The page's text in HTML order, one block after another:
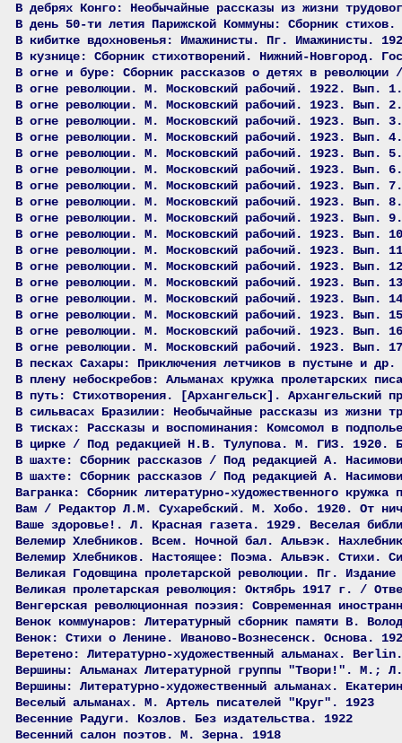
В дебрях Конго: Необычайные рассказы из жизни
В день 50-ти летия Парижской Коммуны: Сборник стихов.
В кибитке вдохновенья: Имажинисты. Пг. Имажинисты.
В кузнице: Сборник стихотворений. Нижний-Новгород.
В огне и буре: Сборник рассказов о детях в
В огне революции. М. Московский рабочий. 1922. Вып.
В огне революции. М. Московский рабочий. 1923. Вып.
В огне революции. М. Московский рабочий. 1923. Вып.
В огне революции. М. Московский рабочий. 1923. Вып.
В огне революции. М. Московский рабочий. 1923. Вып.
В огне революции. М. Московский рабочий. 1923. Вып.
В огне революции. М. Московский рабочий. 1923. Вып.
В огне революции. М. Московский рабочий. 1923. Вып.
В огне революции. М. Московский рабочий. 1923. Вып.
В огне революции. М. Московский рабочий. 1923. Вып.
В огне революции. М. Московский рабочий. 1923. Вып.
В огне революции. М. Московский рабочий. 1923. Вып.
В огне революции. М. Московский рабочий. 1923. Вып.
В огне революции. М. Московский рабочий. 1923. Вып.
В огне революции. М. Московский рабочий. 1923. Вып.
В огне революции. М. Московский рабочий. 1923. Вып.
В огне революции. М. Московский рабочий. 1923. Вып.
В песках Сахары: Приключения летчиков в пустыне и
В плену небоскребов: Альманах кружка пролетарских
В путь: Стихотворения. [Архангельск]. Архангельский
В сильвасах Бразилии: Необычайные рассказы из
В тисках: Рассказы и воспоминания: Комсомол в
В цирке / Под редакцией Н.В. Тулупова. М. ГИЗ. 1920.
В шахте: Сборник рассказов / Под редакцией А.
В шахте: Сборник рассказов / Под редакцией А.
Вагранка: Сборник литературно-художественного
Вам / Редактор Л.М. Сухаребский. М. Хобо. 1920. От
Ваше здоровье!. Л. Красная газета. 1929. Веселая
Велемир Хлебников. Всем. Ночной бал. Альвэк.
Велемир Хлебников. Настоящее: Поэма. Альвэк. Стихи.
Великая Годовщина пролетарской революции. Пг.
Великая пролетарская революция: Октябрь 1917 г. /
Венгерская революционная поэзия: Современная
Венок коммунаров: Литературный сборник памяти В.
Венок: Стихи о Ленине. Иваново-Вознесенск. Основа.
Веретено: Литературно-художественный альманах.
Вершины: Альманах Литературной группы "Твори!". М.;
Вершины: Литературно-художественный альманах.
Веселый альманах. М. Артель писателей "Круг". 1923
Весенние Радуги. Козлов. Без издательства. 1922
Весенний салон поэтов. М. Зерна. 1918